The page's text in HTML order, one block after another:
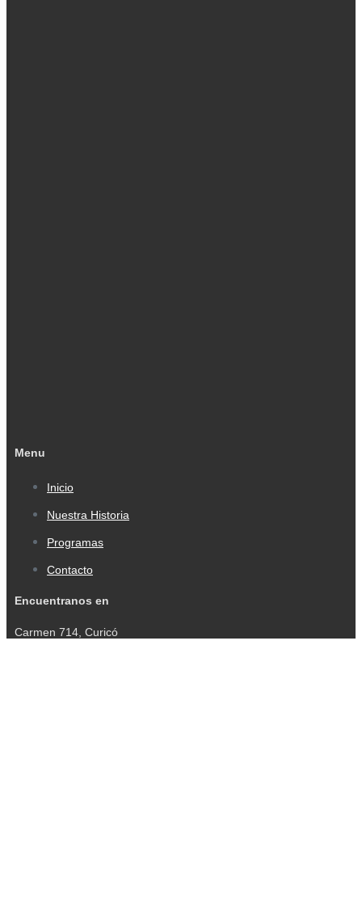
Menu
Inicio
Nuestra Historia
Programas
Contacto
Encuentranos en
Carmen 714, Curicó